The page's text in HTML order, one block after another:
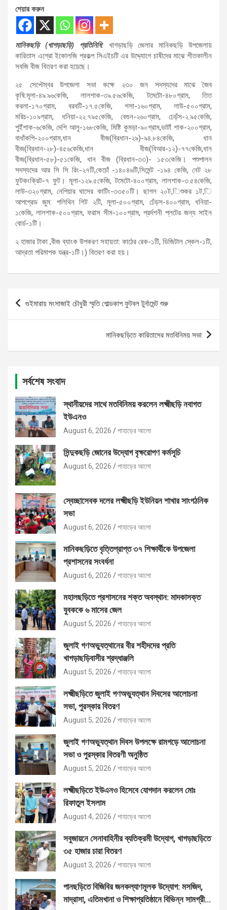
শেয়ার করুন
মানিকছড়ি (খাগড়াছড়ি) প্রতিনিধি:
খাগড়াছড়ি জেলার মানিকছড়ি উপজেলায়
কারিতাস এগ্রো ইকোলজি প্রকল্প সিএইচটি এর উদ্দ্যোগে চাষীদের মাঝে শীতকালীন
সবজি বীজ বিতরণ করা হয়েছে।
২৫ সেপ্টেম্বর উপজেলা সভা কক্ষে ২৩০ জন সদস্যদের মাঝে জৈব
কৃষি:মূলা-৪৯.৯৬কেজি, লালশাক-৩৯.৫৬কেজি, টমেটো-৪৮০গ্রাম, তিত
করলা-১৭০গ্রাম, বরবটি-১৭.৫কেজি, শসা-১৬০গ্রাম, লাউ-৫০০গ্রাম,
মরিচ-১০৯গ্রাম, ধনিয়া-২২.৭৯৫কেজি, বেগুন-২৬০গ্রাম, ঢেড়ঁস-২.৯৫কেজি,
পুইঁশাক-৬কেজি, দেশি আলু-১৬৮কেজি, মিষ্টি কুমড়া-৯০গ্রাম,ডাটাঁ শাক-২০০গ্রাম,
বাধাঁকপি-২০০গ্রাম,ধান বীজ(ব্রিধান-২৯)-৯৪.৮৪কেজি, ধান
বীজ(ব্রিধান-২৮)-৪৫৬কেজি,ধান বীজ(বিআর-১২)-৭৭কেজি,ধান
বীজ(ব্রিধান-৫৮)-৫১কেজি, ধান বীজ (ব্রিধান-৩৩)- ১৫৩কেজি। পশুপালন
সদস্যদের আর সি সি রিং-২৭টি,কেচোঁ -১৪০৪৬টি,সিমেন্ট -১৯৪ কেজি, নেট ২৮
ফুটকংক্রিট-৭ ফুট। মূলা-১২৯.৫কেজি, টমেটো-৪০০গ্রাম, লালশাক-৩.৫৪কেজি,
লাউ-৩২০গ্রাম, নেপিয়ার ঘাসের কাটিং-৩৩৫০টি। ছাগল ২০ট,িশুকর ১ট,ি
আপগ্রেড জুম: পলিথিন শিট ২টি, মূলা-৫০০গ্রাম, ঢেঁড়স-৪০০গ্রাম, ধনিয়া-
১কেজি, লালশাক-৫০০গ্রাম, ফরাস সীম-১০০গ্রাম, প্রর্দশনী প্লটের জন্য সাইন
বোর্ড-১টি।
২ হাজার টাকা ,বীজ ব্যাংক উপকরণ সহায়তা: কাঠের রেক-১টি, ডিজিটাল স্কেল-১টি,
আদ্রতা পরিমাপক যন্ত্র-১টি।) বিতরণ করা হয়।
Post
গুইমারায় মংসাজাই চৌধুরী স্মৃতি গোল্ডকাপ ফুটবল টুর্নামেন্ট শুরু
মানিকছড়িতে কারিতাসের মতবিনিময় সভা
সর্বশেষ সংবাদ
স্থানীয়দের সাথে মতবিনিময় করলেন লক্ষ্মীছড়ি নবাগত
ইউএনও
August 6, 2026 পাহাড়ের আলো
সিন্দুকছড়ি জোনের উদ্যোগ বৃক্ষরোপণ কর্মসূচি
August 6, 2026 পাহাড়ের আলো
স্বেচ্ছাসেবক দলের লক্ষ্মীছড়ি ইউনিয়ন শাখার সাংগঠনিক
সভা
August 6, 2026 পাহাড়ের আলো
মানিকছড়িতে বৃত্তিপ্রাপ্ত ৩৭ শিক্ষার্থীকে উপজেলা
প্রশাসনের সংবর্ধনা
August 6, 2026 পাহাড়ের আলো
মহালছড়িতে প্রশাসনের শক্ত অবস্থান: মাদকাসক্ত
যুবককে ৬ মাসের জেল
August 5, 2026 পাহাড়ের আলো
জুলাই গণঅভ্যুত্থানের বীর শহীদদের প্রতি
খাগড়াছড়িবাসীর শ্রদ্ধাঞ্জলি
August 5, 2026 পাহাড়ের আলো
লক্ষ্মীছড়িতে জুলাই গণঅভ্যুত্থান দিবসের আলোচনা
সভা, পুরস্কার বিতরণ
August 5, 2026 পাহাড়ের আলো
জুলাই গণঅভ্যুত্থান দিবস উপলক্ষে রামগড়ে আলোচনা
সভা ও পুরস্কার বিতরণী অনুষ্ঠিত
August 5, 2026 পাহাড়ের আলো
লক্ষ্মীছড়িতে ইউএনও হিসেবে যোগদান করলেন মোঃ
রিফাতুল ইসলাম
August 4, 2026 পাহাড়ের আলো
সবুজায়নে সেনাবাহিনীর ব্যতিক্রমী উদ্যোগ, খাগড়াছড়িতে
৩৫ হাজার চারা বিতরণ
August 3, 2026 পাহাড়ের আলো
পানছড়িতে বিজিবির জনকল্যাণমূলক উদ্যোগ: মসজিদ,
মাদ্রাসা, এতিমখানা ও শিক্ষাপ্রতিষ্ঠানে বিভিন্ন সামগ্রী